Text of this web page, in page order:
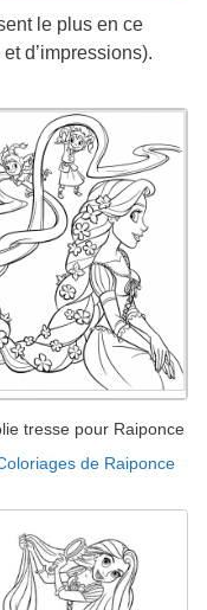
le plus en ce
d’impressions).
tresse pour Raiponce
de Raiponce